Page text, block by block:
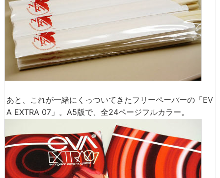
あと、これが一緒にくっついてきたフリーペーパーの「EV
A EXTRA 07」。A5版で、全24ページフルカラー。